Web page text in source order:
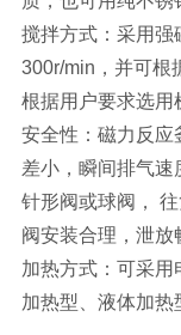
搅拌方式：采用强
300r/min，并可根
根据用户要求选用
安全性：磁力反应
差小，瞬间排气速
针形阀或球阀，
阀安装合理，泄放
加热方式：可采
加热型、液体加热